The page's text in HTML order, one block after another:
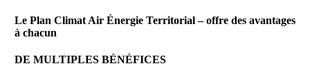
Le Plan Climat Air Énergie Territorial – offre des avantages
à chacun
DE MULTIPLES BÉNÉFICES